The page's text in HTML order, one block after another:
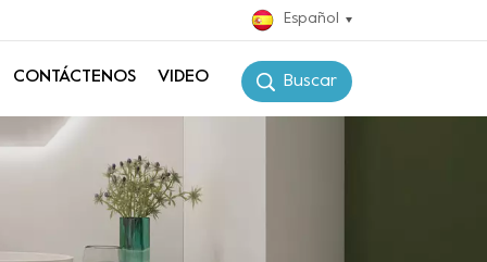
Español
Buscar
CONTÁCTENOS VIDEO